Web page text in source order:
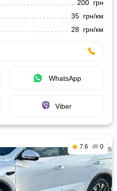
200 грн
35 грн/км
28 грн/км
WhatsApp
Viber
7.6 0